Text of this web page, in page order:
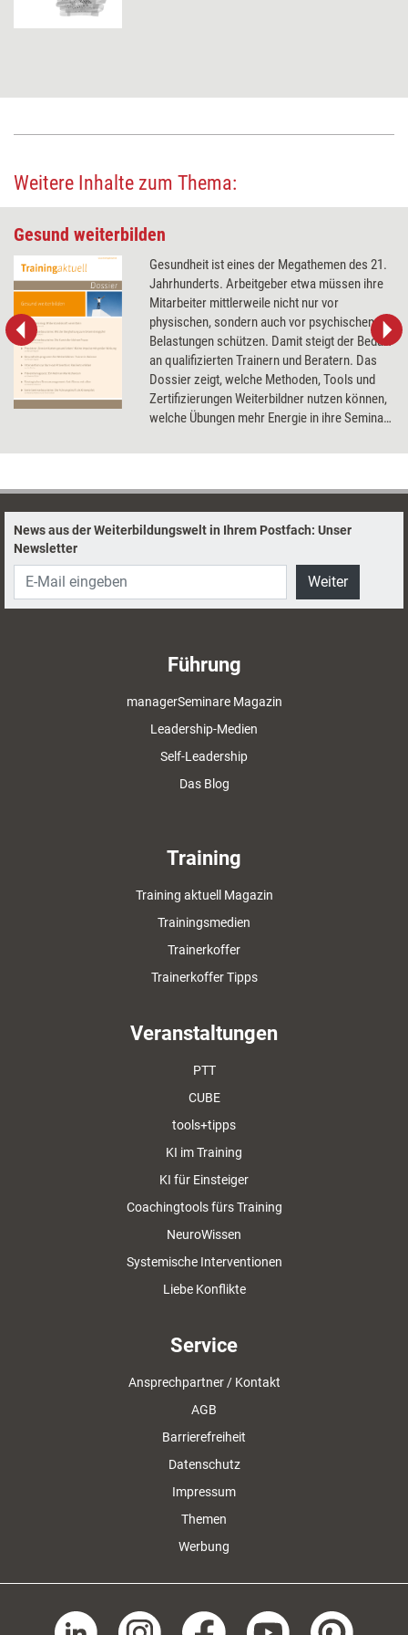
Weitere Inhalte zum Thema:
Gesund weiterbilden
Gesundheit ist eines der Megathemen des 21.
Jahrhunderts. Arbeitgeber etwa müssen ihre
Mitarbeiter mittlerweile nicht nur vor
physischen, sondern auch vor psychischen
Belastungen schützen. Damit steigt der Bedarf
an qualifizierten Trainern und Beratern. Das
Dossier zeigt, welche Methoden, Tools und
Zertifizierungen Weiterbildner nutzen können,
welche Übungen mehr Energie in ihre Seminar
News aus der Weiterbildungswelt in Ihrem Postfach: Unser
Newsletter
Weiter
Führung
managerSeminare Magazin
Leadership-Medien
Self-Leadership
Das Blog
Training
Training aktuell Magazin
Trainingsmedien
Trainerkoffer
Trainerkoffer Tipps
Veranstaltungen
PTT
CUBE
tools+tipps
KI im Training
KI für Einsteiger
Coachingtools fürs Training
NeuroWissen
Systemische Interventionen
Liebe Konflikte
Service
Ansprechpartner / Kontakt
AGB
Barrierefreiheit
Datenschutz
Impressum
Themen
Werbung